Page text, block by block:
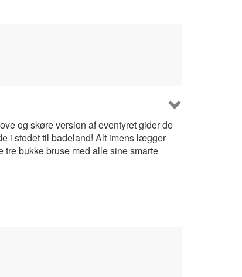
og skøre version af eventyret gider de
i stedet til badeland! Alt imens lægger
bukke bruse med alle sine smarte